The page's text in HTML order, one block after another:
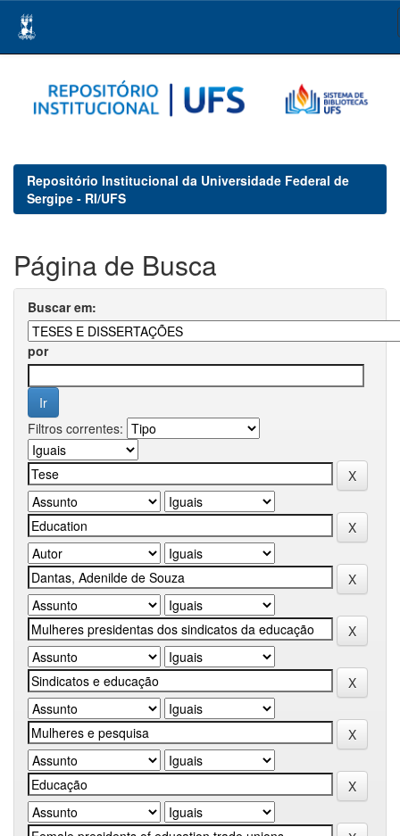
navigation
Repositório Institucional da Universidade Federal de
Sergipe - RI/UFS
Página de Busca
Buscar em:
por
Filtros correntes: